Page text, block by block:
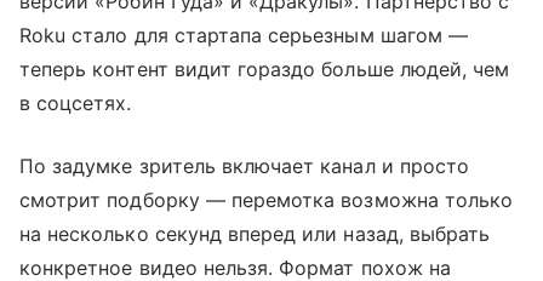
Roku стало для стартапа серьезным шагом —
теперь контент видит гораздо больше людей, чем
в соцсетях.
По задумке зритель включает канал и просто
смотрит подборку — перемотка возможна только
на несколько секунд вперед или назад, выбрать
конкретное видео нельзя. Формат похож на